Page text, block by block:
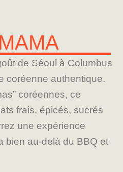
de Séoul à Columbus
coréenne authentique.
coréennes, ce
frais, épicés, sucrés
une expérience
bien au-delà du BBQ et